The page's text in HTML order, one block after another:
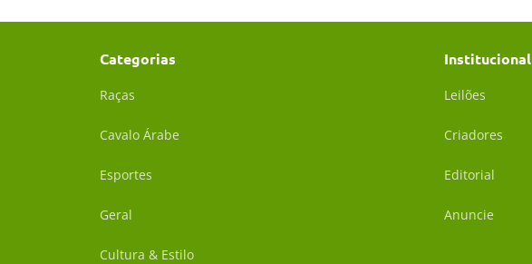
Categorias
Raças
Cavalo Árabe
Esportes
Geral
Cultura & Estilo
Institucional
Leilões
Criadores
Editorial
Anuncie